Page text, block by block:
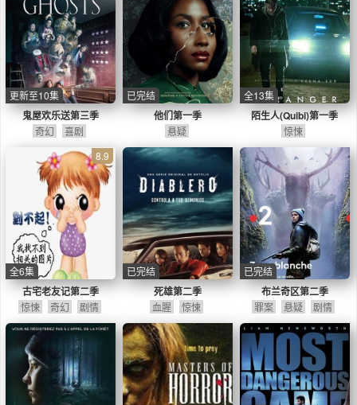
鬼屋欢乐送第三季
更新至10集
奇幻 喜剧
他们第一季
已完结
悬疑
陌生人(Quibi)第一季
全13集
惊悚
古宅老友记第二季
8.9
全6集
惊悚 奇幻 剧情
死雄第二季
已完结
血腥 惊悚
布兰奇区第二季
已完结
罪案 悬疑 剧情